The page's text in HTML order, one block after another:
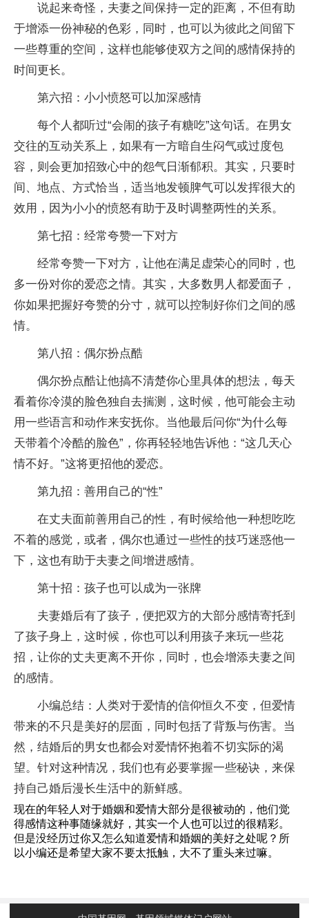
说起来奇怪，夫妻之间保持一定的距离，不但有助
于增添一份神秘的色彩，同时，也可以为彼此之间留下
一些尊重的空间，这样也能够使双方之间的感情保持的
时间更长。
第六招：小小愤怒可以加深感情
每个人都听过“会闹的孩子有糖吃”这句话。在男女
交往的互动关系上，如果有一方暗自生闷气或过度包
容，则会更加招致心中的怨气日渐郁积。其实，只要时
间、地点、方式恰当，适当地发顿脾气可以发挥很大的
效用，因为小小的愤怒有助于及时调整两性的关系。
第七招：经常夸赞一下对方
经常夸赞一下对方，让他在满足虚荣心的同时，也
多一份对你的爱恋之情。其实，大多数男人都爱面子，
你如果把握好夸赞的分寸，就可以控制好你们之间的感
情。
第八招：偶尔扮点酷
偶尔扮点酷让他搞不清楚你心里具体的想法，每天
看着你冷漠的脸色独自去揣测，这时候，他可能会主动
用一些语言和动作来安抚你。当他最后问你“为什么每
天带着个冷酷的脸色”，你再轻轻地告诉他：“这几天心
情不好。”这将更招他的爱恋。
第九招：善用自己的“性”
在丈夫面前善用自己的性，有时候给他一种想吃吃
不着的感觉，或者，偶尔也通过一些性的技巧迷惑他一
下，这也有助于夫妻之间增进感情。
第十招：孩子也可以成为一张牌
夫妻婚后有了孩子，便把双方的大部分感情寄托到
了孩子身上，这时候，你也可以利用孩子来玩一些花
招，让你的丈夫更离不开你，同时，也会增添夫妻之间
的感情。
小编总结：人类对于爱情的信仰恒久不变，但爱情
带来的不只是美好的层面，同时包括了背叛与伤害。当
然，结婚后的男女也都会对爱情怀抱着不切实际的渴
望。针对这种情况，我们也有必要掌握一些秘诀，来保
持自己婚后漫长生活中的新鲜感。
现在的年轻人对于婚姻和爱情大部分是很被动的，他们觉
得感情这种事随缘就好，其实一个人也可以过的很精彩。
但是没经历过你又怎么知道爱情和婚姻的美好之处呢？所
以小编还是希望大家不要太抵触，大不了重头来过嘛。